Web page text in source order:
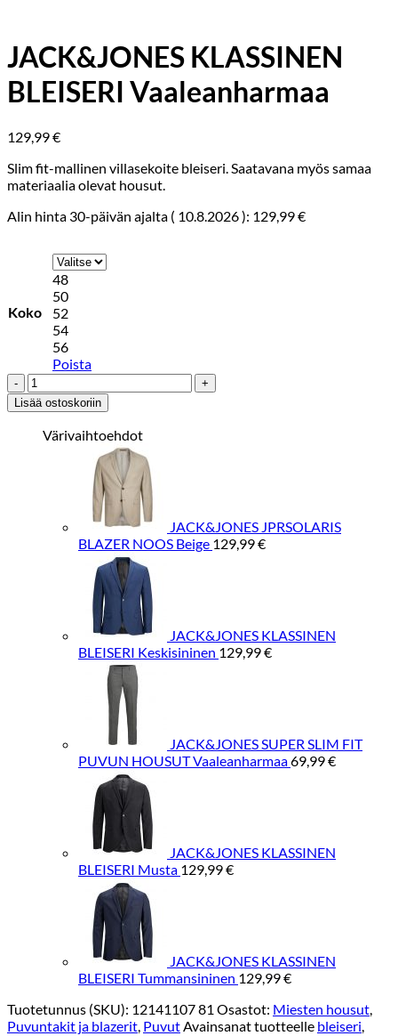
JACK&JONES KLASSINEN
BLEISERI Vaaleanharmaa
129,99€
Slim fit-mallinen villasekoite bleiseri. Saatavana myös samaa
materiaalia olevat housut.
Alin hinta 30-päivän ajalta ( 10.8.2026): 129,99€
Koko
48
50
52
54
56
Poista
JACK&JONES
KLASSINEN
BLEISERI
Vaaleanharmaa
Lisää ostoskoriin
Värivaihtoehdot
JACK&JONES JPRSOLARIS
BLAZER NOOS Beige 129,99€
JACK&JONES KLASSINEN
BLEISERI Keskisininen 129,99€
JACK&JONES SUPER SLIM FIT
PUVUN HOUSUT Vaaleanharmaa69,99€
JACK&JONES KLASSINEN
BLEISERI Musta 129,99€
JACK&JONES KLASSINEN
BLEISERI Tummansininen 129,99€
Tuotetunnus (SKU): 12141107 81 Osastot: Miesten housut,
Puvuntakit ja blazerit, PuvutAvainsanat tuotteelle bleiseri,